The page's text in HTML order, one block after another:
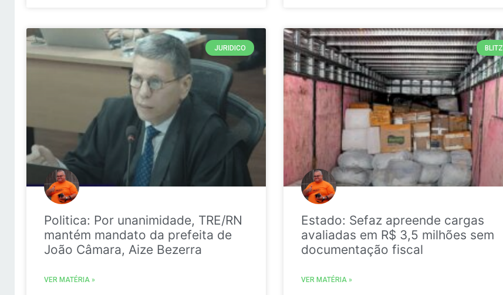
JURIDICO
Politica: Por unanimidade, TRE/RN
mantém mandato da prefeita de
João Câmara, Aize Bezerra
VER MATÉRIA »
BLITZ
Estado: Sefaz apreende cargas
avaliadas em R$ 3,5 milhões sem
documentação fiscal
VER MATÉRIA »